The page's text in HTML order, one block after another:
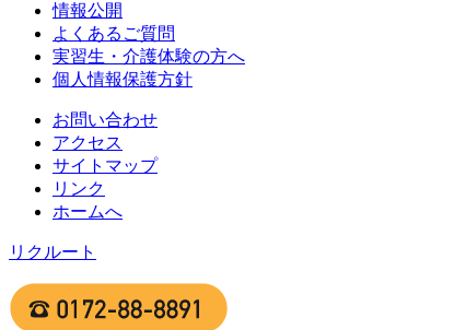
情報公開
よくあるご質問
実習生・介護体験の方へ
個人情報保護方針
お問い合わせ
アクセス
サイトマップ
リンク
ホームへ
リクルート